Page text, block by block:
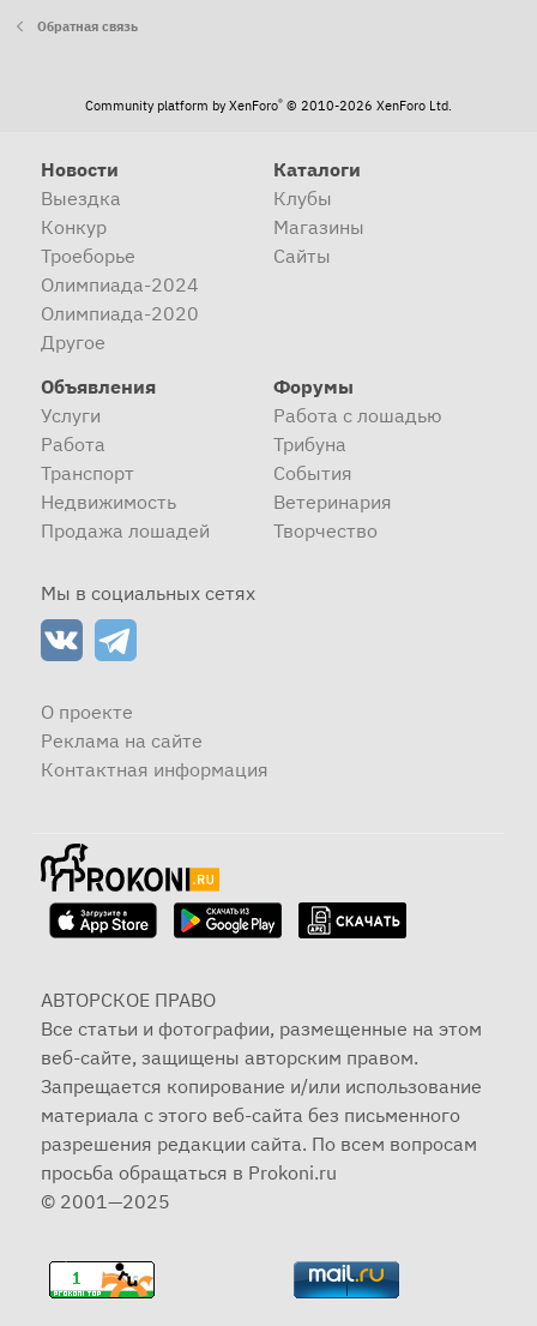
Обратная связь
Community platform by XenForo® © 2010-2026 XenForo Ltd.
Новости
Выездка
Конкур
Троеборье
Олимпиада-2024
Олимпиада-2020
Другое
Каталоги
Клубы
Магазины
Сайты
Объявления
Услуги
Работа
Транспорт
Недвижимость
Продажа лошадей
Форумы
Работа с лошадью
Трибуна
События
Ветеринария
Творчество
Мы в социальных сетях
О проекте
Реклама на сайте
Контактная информация
АВТОРСКОЕ ПРАВО
Все статьи и фотографии, размещенные на этом
веб-сайте, защищены авторским правом.
Запрещается копирование и/или использование
материала с этого веб-сайта без письменного
разрешения редакции сайта. По всем вопросам
просьба обращаться в Prokoni.ru
© 2001—2025